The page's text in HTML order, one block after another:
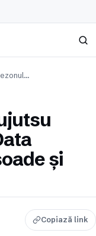
Caută
și
Copiază link